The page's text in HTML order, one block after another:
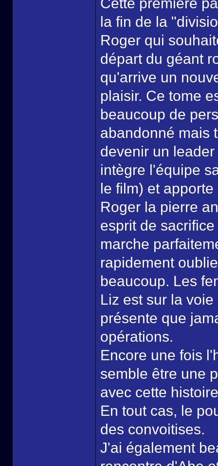
la fin de la
Roger qui
départ du géant
qu'arrive un
plaisir. Ce tome
beaucoup de
abandonné mais
devenir un
intègre l'équipe
le film) et
Roger la pierre
esprit de
marche
rapidement
beaucoup. Les
Liz est sur la
présente que
opérations.
Encore une fois
semble être une
avec cette
En tout cas, le
des convoitises.
J'ai également